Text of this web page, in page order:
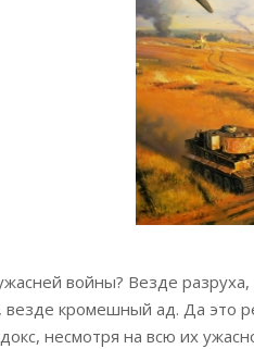
войны? Везде
кромешный ад. Да это
несмотря на всю их